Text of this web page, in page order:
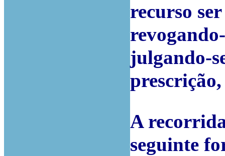
recurso
julgando-
prescrição,
A
seguinte